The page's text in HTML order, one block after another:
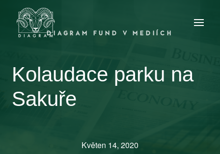
DIAGRAM FUND V MEDIÍCH
Kolaudace parku na
Sakuře
Květen 14, 2020